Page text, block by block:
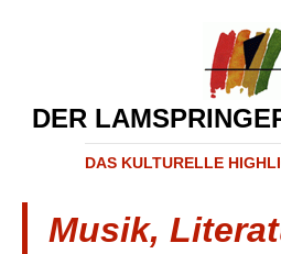
DER
DAS KULTURELLE
Musik,